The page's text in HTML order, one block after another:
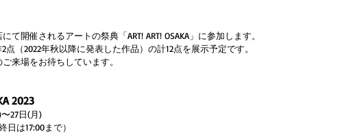
て開催されるアートの祭典「ART! ART! OSAKA」に参加します。
点（2022年秋以降に発表した作品）の計12点を展示予定です。
来場をお待ちしています。
2023
27日(月)
日は17:00まで）